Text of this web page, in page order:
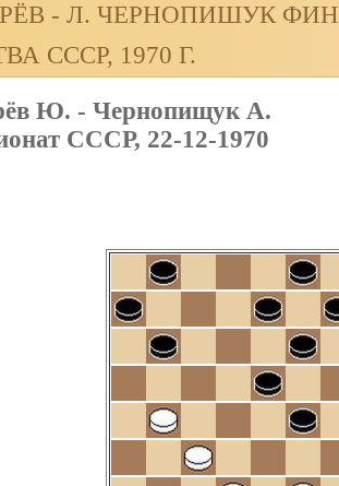
- Л. ЧЕРНОПИШУК
СССР, 1970 Г.
Ю. - Чернопищук А.
СССР, 22-12-1970